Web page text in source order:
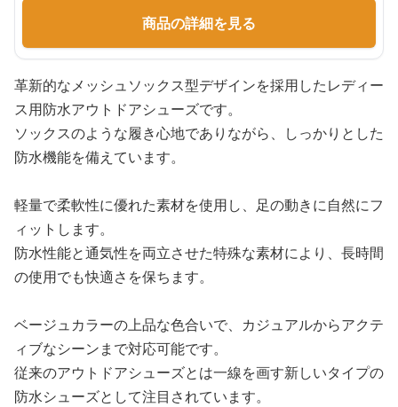
商品の詳細を見る
革新的なメッシュソックス型デザインを採用したレディー
ス用防水アウトドアシューズです。
ソックスのような履き心地でありながら、しっかりとした
防水機能を備えています。
軽量で柔軟性に優れた素材を使用し、足の動きに自然にフ
ィットします。
防水性能と通気性を両立させた特殊な素材により、長時間
の使用でも快適さを保ちます。
ベージュカラーの上品な色合いで、カジュアルからアクテ
ィブなシーンまで対応可能です。
従来のアウトドアシューズとは一線を画す新しいタイプの
防水シューズとして注目されています。